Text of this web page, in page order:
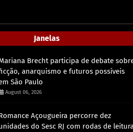
Janelas
Brecht participa de debate
anarquismo e futuros possíveis
São Paulo
August 06, 2026
Açougueira percorre dez
do Sesc RJ com rodas de